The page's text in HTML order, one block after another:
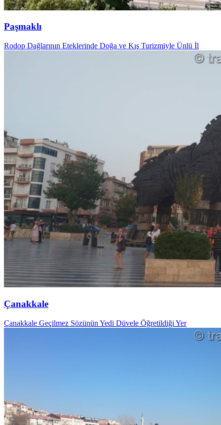
Paşmaklı
Rodop Dağlarının Eteklerinde Doğa ve Kış Turizmiyle Ünlü İl
Çanakkale
Çanakkale Geçilmez Sözünün Yedi Düvele Öğretildiği Yer